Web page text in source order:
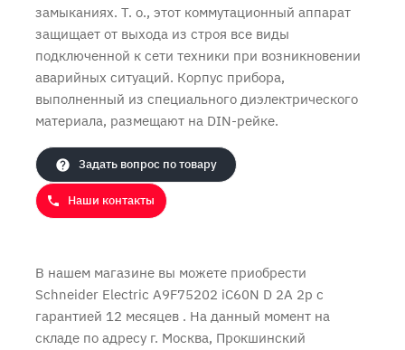
замыканиях. Т. о., этот коммутационный аппарат
защищает от выхода из строя все виды
подключенной к сети техники при возникновении
аварийных ситуаций. Корпус прибора,
выполненный из специального диэлектрического
материала, размещают на DIN-рейке.
Задать вопрос по товару
Наши контакты
В нашем магазине вы можете приобрести
Schneider Electric A9F75202 iC60N D 2A 2p с
гарантией 12 месяцев . На данный момент на
складе по адресу г. Москва, Прокшинский
Продолжить покупки Оформить заказ